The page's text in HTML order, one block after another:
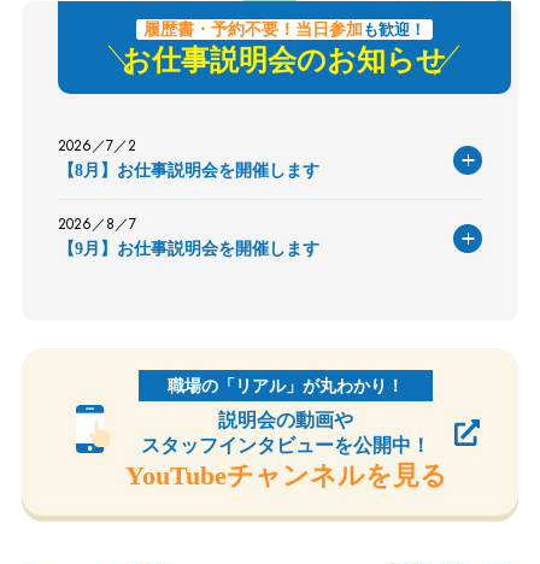
履歴書・予約不要！当日参加も歓迎！
お仕事説明会のお知らせ
2026／7／2
【8月】お仕事説明会を開催します
2026／8／7
【9月】お仕事説明会を開催します
職場の「リアル」が丸わかり！
説明会の動画や
スタッフインタビューを公開中！
YouTubeチャンネルを見る